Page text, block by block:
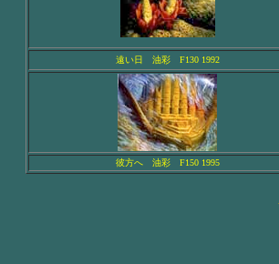
遠い日 油彩 F130 1992
彼方へ 油彩 F150 1995